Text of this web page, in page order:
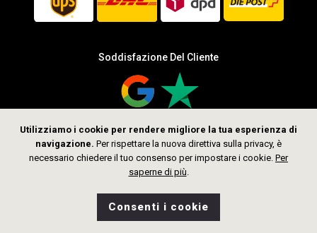
Utilizziamo i cookie per rendere migliore la tua esperienza di
navigazione. Per rispettare la nuova direttiva sulla privacy, è
necessario chiedere il tuo consenso per impostare i cookie. Per
saperne di più.
Consenti i cookie
Soddisfazione Del Cliente
Ricerca Negozio Desideri